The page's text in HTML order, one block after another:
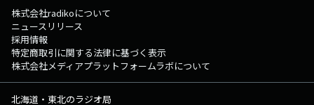
株式会社radikoについて
ニュースリリース
採用情報
特定商取引に関する法律に基づく表示
株式会社メディアプラットフォームラボについて
北海道・東北のラジオ局